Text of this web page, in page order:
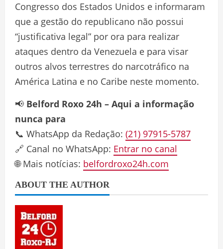
Congresso dos Estados Unidos e informaram
que a gestão do republicano não possui
“justificativa legal” por ora para realizar
ataques dentro da Venezuela e para visar
outros alvos terrestres do narcotráfico na
América Latina e no Caribe neste momento.
📢 Belford Roxo 24h – Aqui a informação
nunca para
📞 WhatsApp da Redação: (21) 97915-5787
🔗 Canal no WhatsApp: Entrar no canal
🌐 Mais notícias: belfordroxo24h.com
ABOUT THE AUTHOR